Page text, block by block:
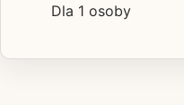
Dla 1 osoby